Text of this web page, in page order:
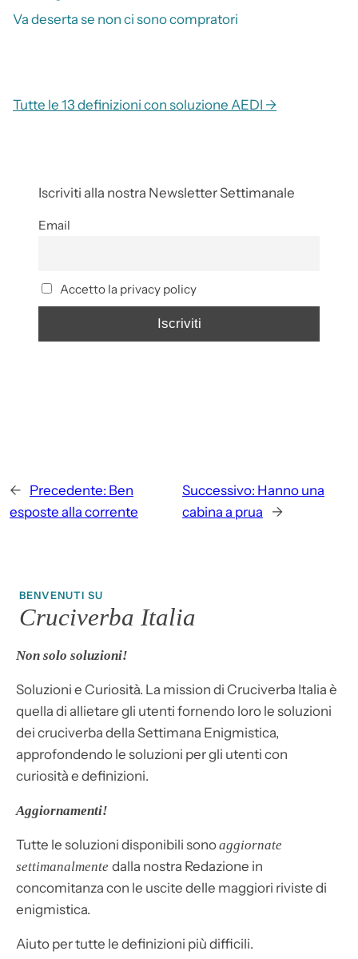
Va deserta se non ci sono compratori
Tutte le 13 definizioni con soluzione AEDI →
Iscriviti alla nostra Newsletter Settimanale
Email
Accetto la privacy policy
← Precedente: Ben
esposte alla corrente
Successivo: Hanno una
cabina a prua
→
BENVENUTI SU
Cruciverba Italia
Non solo soluzioni!
Soluzioni e Curiosità. La mission di Cruciverba Italia è
quella di allietare gli utenti fornendo loro le soluzioni
dei cruciverba della Settimana Enigmistica,
approfondendo le soluzioni per gli utenti con
curiosità e definizioni.
Aggiornamenti!
Tutte le soluzioni disponibili sonoaggiornate
settimanalmente dalla nostra Redazione in
concomitanza con le uscite delle maggiori riviste di
enigmistica.
Aiuto per tutte le definizioni più difficili.